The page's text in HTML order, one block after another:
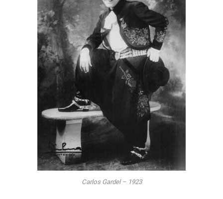
Carlos Gardel – 1923